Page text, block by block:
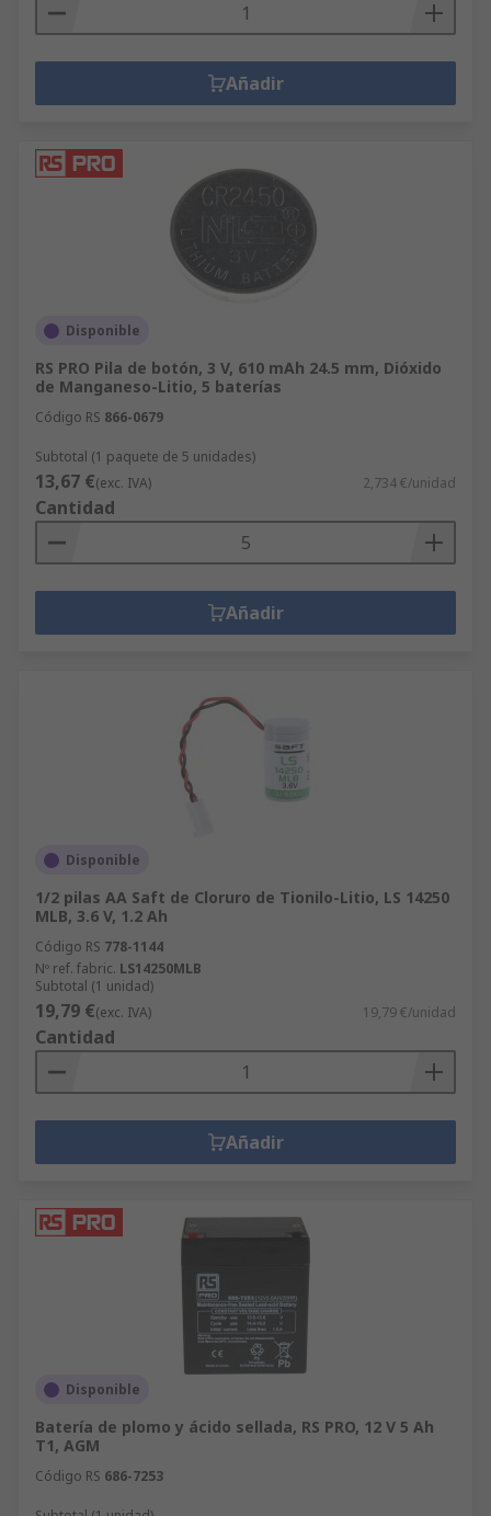
Añadir
Disponible
RS PRO Pila de botón, 3 V, 610 mAh 24.5 mm, Dióxido
de Manganeso-Litio, 5 baterías
Código RS 866-0679
Subtotal (1 paquete de 5 unidades)
13,67 €(exc. IVA) 2,734 €/unidad
Cantidad
Añadir
Disponible
1/2 pilas AA Saft de Cloruro de Tionilo-Litio, LS 14250
MLB, 3.6 V, 1.2 Ah
Código RS 778-1144
Nº ref. fabric. LS14250MLB
Subtotal (1 unidad)
19,79 €(exc. IVA) 19,79 €/unidad
Cantidad
Añadir
Disponible
Batería de plomo y ácido sellada, RS PRO, 12 V 5 Ah
T1, AGM
Código RS 686-7253